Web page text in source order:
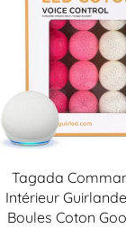
Tagada
Intérieur
Boules Coton